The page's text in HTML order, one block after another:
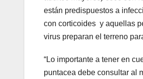
están predispuestos a
con corticoides y aquellas
virus preparan el terreno
“Lo importante a tener en
puntacea debe consultar al